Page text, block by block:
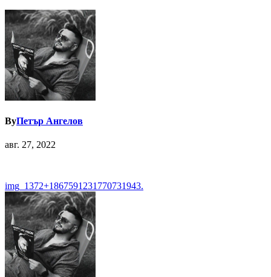
ByПетър Ангелов
авг. 27, 2022
Навигация
img_1372+1867591231770731943.